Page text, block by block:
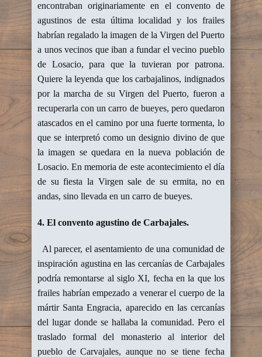
encontraban originariamente en el convento de
agustinos de esta última localidad y los frailes
habrían regalado la imagen de la Virgen del Puerto
a unos vecinos que iban a fundar el vecino pueblo
de Losacio, para que la tuvieran por patrona.
Quiere la leyenda que los carbajalinos, indignados
por la marcha de su Virgen del Puerto, fueron a
recuperarla con un carro de bueyes, pero quedaron
atascados en el camino por una fuerte tormenta, lo
que se interpretó como un designio divino de que
la imagen se quedara en la nueva población de
Losacio. En memoria de este acontecimiento el día
de su fiesta la Virgen sale de su ermita, no en
andas, sino llevada en un carro de bueyes.
4. El convento agustino de Carbajales.
Al parecer, el asentamiento de una comunidad de
inspiración agustina en las cercanías de Carbajales
podría remontarse al siglo XI, fecha en la que los
frailes habrían empezado a venerar el cuerpo de la
mártir Santa Engracia, aparecido en las cercanías
del lugar donde se hallaba la comunidad. Pero el
traslado formal del monasterio al interior del
pueblo de Carvajales, aunque no se tiene fecha